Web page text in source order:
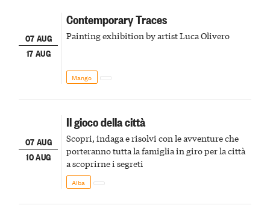
07 AUG
17 AUG
Contemporary Traces
Painting exhibition by artist Luca Olivero
Mango
07 AUG
10 AUG
Il gioco della città
Scopri, indaga e risolvi con le avventure che
porteranno tutta la famiglia in giro per la città
a scoprirne i segreti
Alba